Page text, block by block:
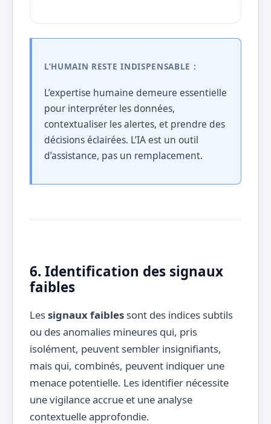
L’HUMAIN RESTE INDISPENSABLE :
L’expertise humaine demeure essentielle
pour interpréter les données,
contextualiser les alertes, et prendre des
décisions éclairées. L’IA est un outil
d’assistance, pas un remplacement.
6. Identification des signaux
faibles
Lessignaux faibles sont des indices subtils
ou des anomalies mineures qui, pris
isolément, peuvent sembler insignifiants,
mais qui, combinés, peuvent indiquer une
menace potentielle. Les identifier nécessite
une vigilance accrue et une analyse
contextuelle approfondie.